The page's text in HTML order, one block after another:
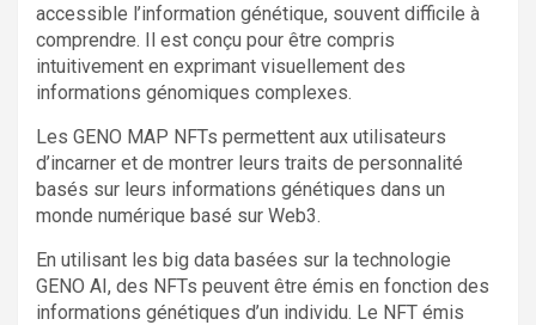
accessible l’information génétique, souvent difficile à
comprendre. Il est conçu pour être compris
intuitivement en exprimant visuellement des
informations génomiques complexes.
Les GENO MAP NFTs permettent aux utilisateurs
d’incarner et de montrer leurs traits de personnalité
basés sur leurs informations génétiques dans un
monde numérique basé sur Web3.
En utilisant les big data basées sur la technologie
GENO AI, des NFTs peuvent être émis en fonction des
informations génétiques d’un individu. Le NFT émis